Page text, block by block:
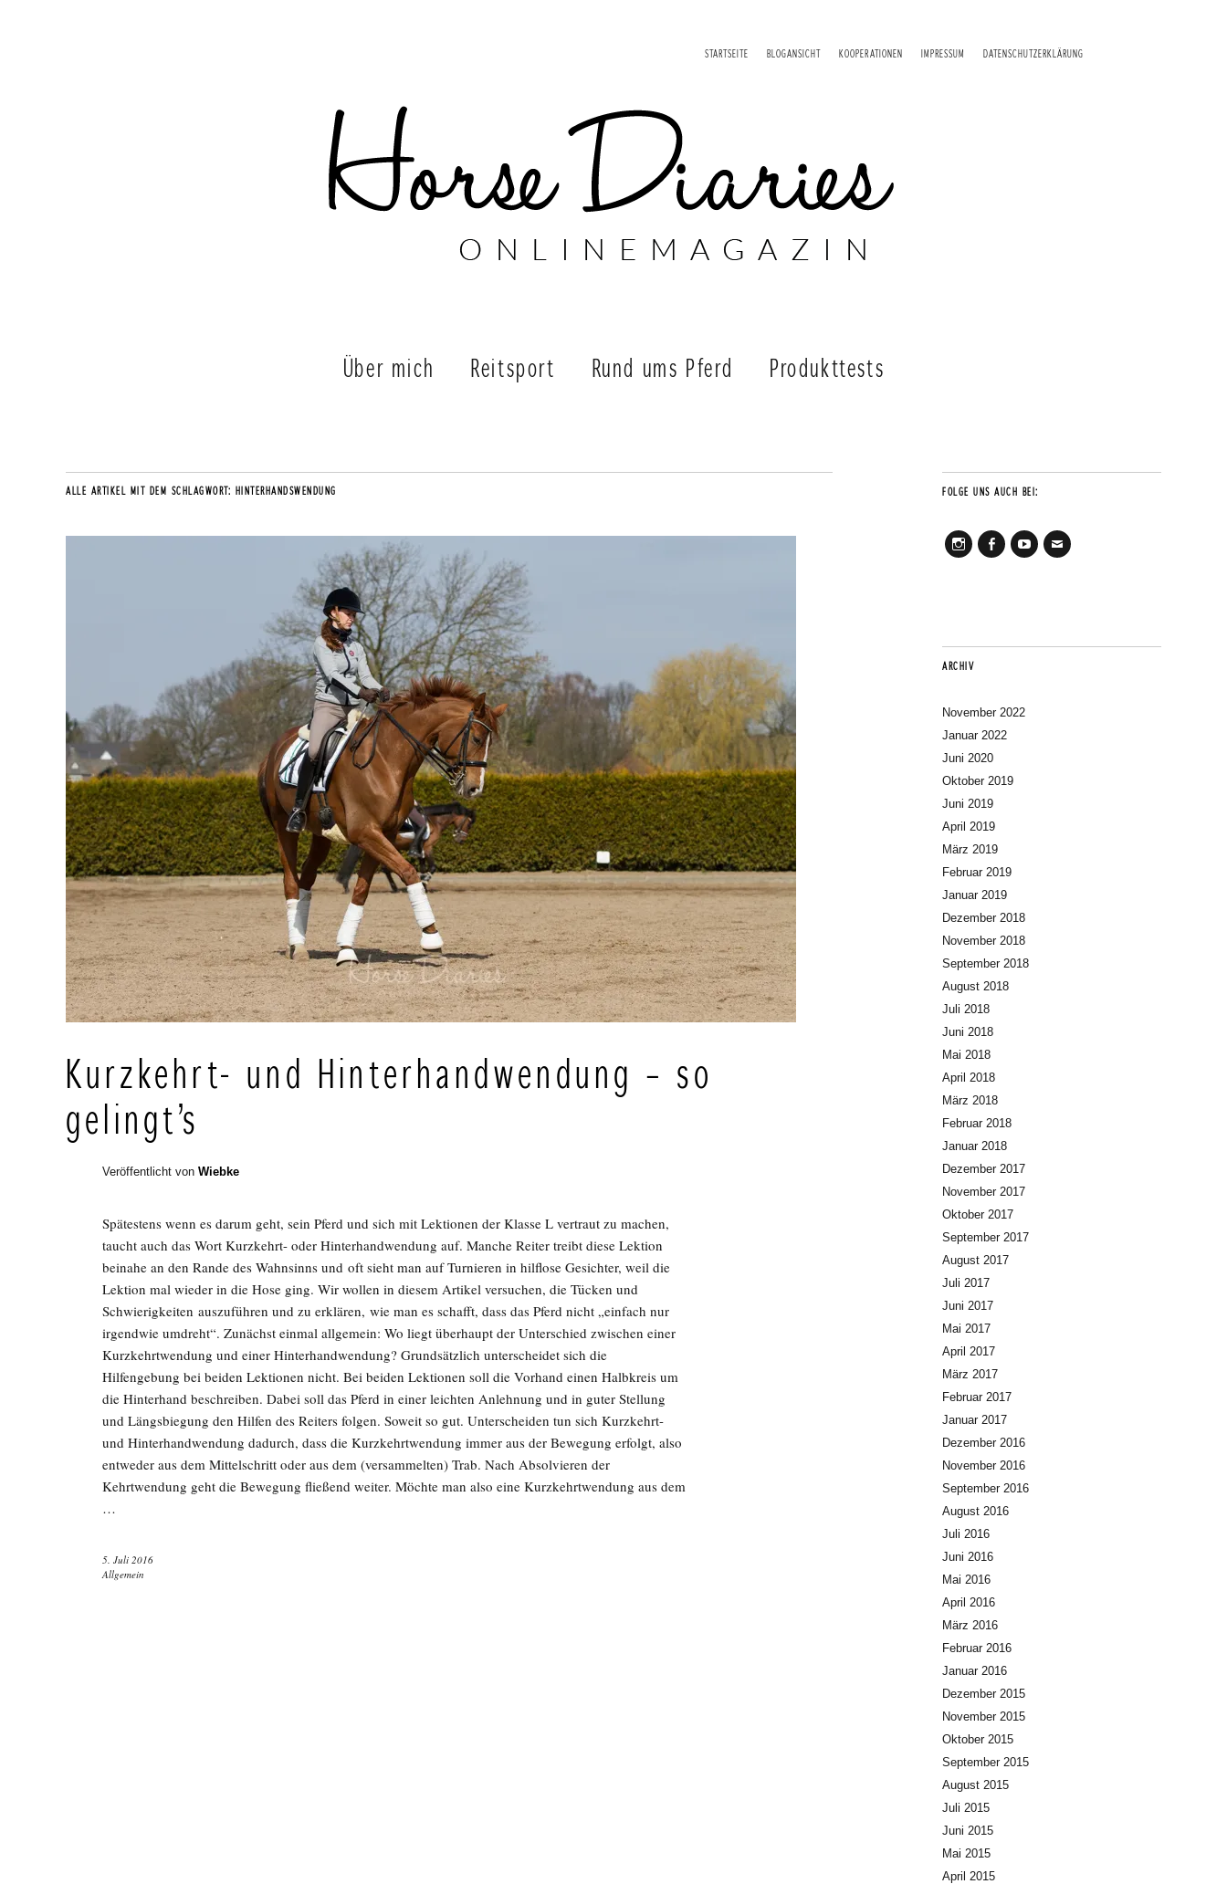
STARTSEITE BLOGANSICHT KOOPERATIONEN IMPRESSUM DATENSCHUTZERKLÄRUNG
Über mich Reitsport Rund ums Pferd Produkttests
ALLE ARTIKEL MIT DEM SCHLAGWORT: HINTERHANDSWENDUNG
Kurzkehrt- und Hinterhandwendung – so
gelingt’s
Veröffentlicht von Wiebke
Spätestens wenn es darum geht, sein Pferd und sich mit Lektionen der Klasse L vertraut zu machen,
taucht auch das Wort Kurzkehrt- oder Hinterhandwendung auf. Manche Reiter treibt diese Lektion
beinahe an den Rande des Wahnsinns und oft sieht man auf Turnieren in hilflose Gesichter, weil die
Lektion mal wieder in die Hose ging. Wir wollen in diesem Artikel versuchen, die Tücken und
Schwierigkeiten auszuführen und zu erklären, wie man es schafft, dass das Pferd nicht „einfach nur
irgendwie umdreht“. Zunächst einmal allgemein: Wo liegt überhaupt der Unterschied zwischen einer
Kurzkehrtwendung und einer Hinterhandwendung? Grundsätzlich unterscheidet sich die
Hilfengebung bei beiden Lektionen nicht. Bei beiden Lektionen soll die Vorhand einen Halbkreis um
die Hinterhand beschreiben. Dabei soll das Pferd in einer leichten Anlehnung und in guter Stellung
und Längsbiegung den Hilfen des Reiters folgen. Soweit so gut. Unterscheiden tun sich Kurzkehrt-
und Hinterhandwendung dadurch, dass die Kurzkehrtwendung immer aus der Bewegung erfolgt, also
entweder aus dem Mittelschritt oder aus dem (versammelten) Trab. Nach Absolvieren der
Kehrtwendung geht die Bewegung fließend weiter. Möchte man also eine Kurzkehrtwendung aus dem
…
5. Juli 2016
Allgemein
FOLGE UNS AUCH BEI:
ARCHIV
November 2022
Januar 2022
Juni 2020
Oktober 2019
Juni 2019
April 2019
März 2019
Februar 2019
Januar 2019
Dezember 2018
November 2018
September 2018
August 2018
Juli 2018
Juni 2018
Mai 2018
April 2018
März 2018
Februar 2018
Januar 2018
Dezember 2017
November 2017
Oktober 2017
September 2017
August 2017
Juli 2017
Juni 2017
Mai 2017
April 2017
März 2017
Februar 2017
Januar 2017
Dezember 2016
November 2016
September 2016
August 2016
Juli 2016
Juni 2016
Mai 2016
April 2016
März 2016
Februar 2016
Januar 2016
Dezember 2015
November 2015
Oktober 2015
September 2015
August 2015
Juli 2015
Juni 2015
Mai 2015
April 2015